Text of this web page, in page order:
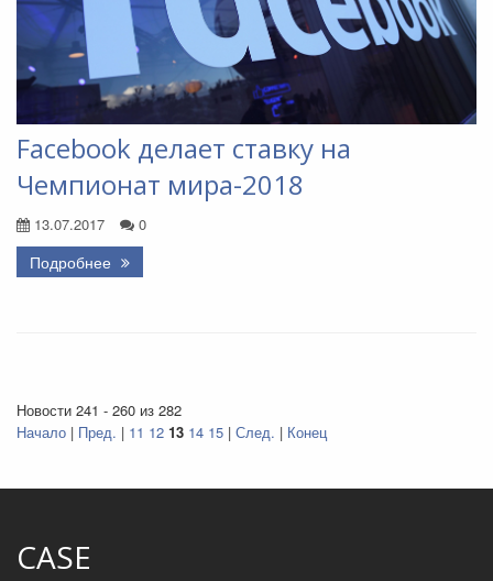
Facebook делает ставку на
Чемпионат мира-2018
13.07.2017 0
Подробнее
Новости 241 - 260 из 282
Начало | Пред. | 11 12 13 14 15 | След. | Конец
CASE